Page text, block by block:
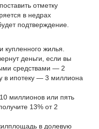
отметку
в недрах
подтверждение.
купленного жилья.
деньги, если вы
средствами — 2
в ипотеку — 3 миллиона
миллионов или пять
13% от 2
в долевую